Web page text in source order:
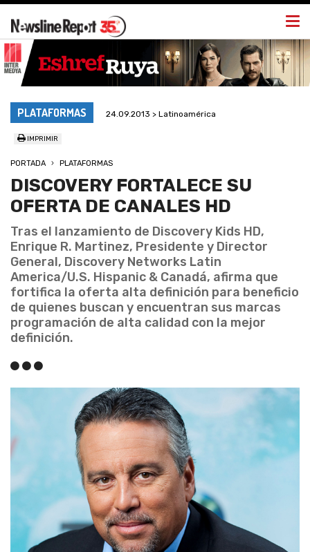
PLATAFORMAS 24.09.2013 > Latinoamérica
IMPRIMIR
PORTADA PLATAFORMAS
DISCOVERY FORTALECE SU
OFERTA DE CANALES HD
Tras el lanzamiento de Discovery Kids HD,
Enrique R. Martinez, Presidente y Director
General, Discovery Networks Latin
America/U.S. Hispanic & Canadá, afirma que
fortifica la oferta alta definición para beneficio
de quienes buscan y encuentran sus marcas
programación de alta calidad con la mejor
definición.